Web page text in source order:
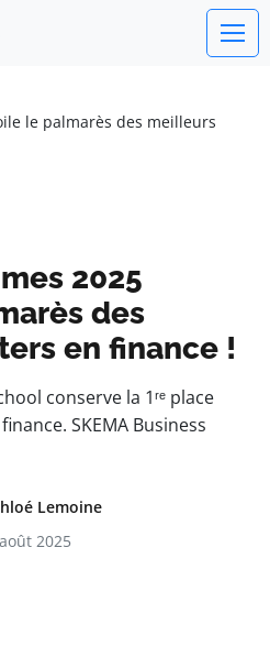
le palmarès des meilleurs
2025
des
en finance !
conserve la 1ʳᵉ place
SKEMA Business
Lemoine
2025